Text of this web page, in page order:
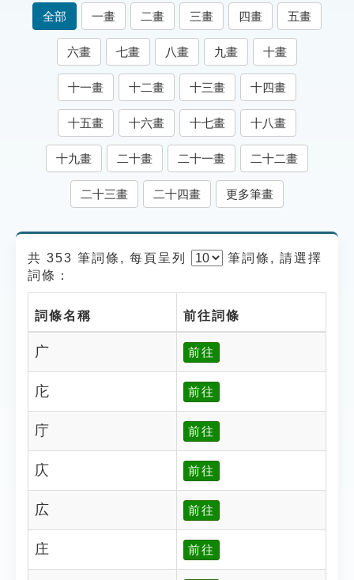
索引選單
知識索引
單字索引
生命大百科索引
遊戲專區
貓頭鷹博士
全部 一畫 二畫 三畫 四畫 五畫
六畫 七畫 八畫 九畫 十畫
十一畫 十二畫 十三畫 十四畫
十五畫 十六畫 十七畫 十八畫
十九畫 二十畫 二十一畫 二十二畫
二十三畫 二十四畫 更多筆畫
共 353 筆詞條, 每頁呈列 筆詞條, 請選擇
詞條：
詞條名稱 前往詞條
广 前往
庀 前往
庁 前往
庂 前往
広 前往
庄 前往